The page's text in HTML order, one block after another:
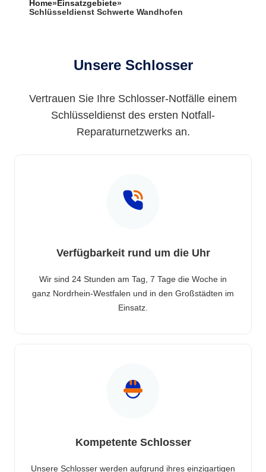
Home» Einsatzgebiete»
Schlüsseldienst Schwerte Wandhofen
Unsere Schlosser
Vertrauen Sie Ihre Schlosser-Notfälle einem
Schlüsseldienst des ersten Notfall-
Reparaturnetzwerks an.
Verfügbarkeit rund um die Uhr
Wir sind 24 Stunden am Tag, 7 Tage die Woche in
ganz Nordrhein-Westfalen und in den Großstädten im
Einsatz.
Kompetente Schlosser
Unsere Schlosser werden aufgrund ihres einzigartigen